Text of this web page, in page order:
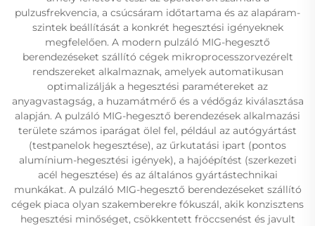
pulzusfrekvencia, a csúcsáram időtartama és az alapáram-
szintek beállítását a konkrét hegesztési igényeknek
megfelelően. A modern pulzáló MIG-hegesztő
berendezéseket szállító cégek mikroprocesszorvezérelt
rendszereket alkalmaznak, amelyek automatikusan
optimalizálják a hegesztési paramétereket az
anyagvastagság, a huzamátmérő és a védőgáz kiválasztása
alapján. A pulzáló MIG-hegesztő berendezések alkalmazási
területe számos iparágat ölel fel, például az autógyártást
(testpanelok hegesztése), az űrkutatási ipart (pontos
alumínium-hegesztési igények), a hajóépítést (szerkezeti
acél hegesztése) és az általános gyártástechnikai
munkákat. A pulzáló MIG-hegesztő berendezéseket szállító
cégek piaca olyan szakemberekre fókuszál, akik konzisztens
hegesztési minőséget, csökkentett fröccsenést és javult